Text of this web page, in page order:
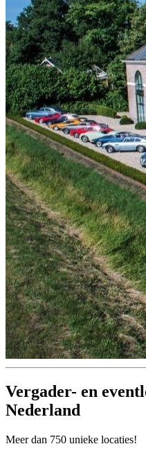
Vergader- en
Nederland
Meer dan 750 unieke locaties!